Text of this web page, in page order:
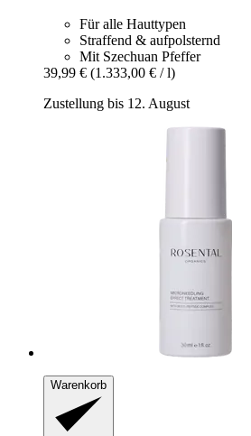
Für alle Hauttypen
Straffend & aufpolsternd
Mit Szechuan Pfeffer
39,99 € (1.333,00 € / l)
Zustellung bis 12. August
Warenkorb